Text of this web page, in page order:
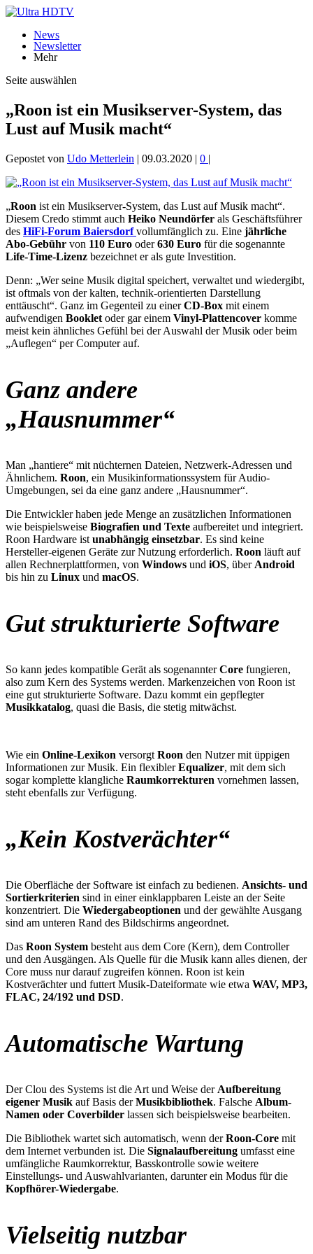
News
Newsletter
Mehr
Seite auswählen
„Roon ist ein Musikserver-System, das
Lust auf Musik macht“
Gepostet von Udo Metterlein | 09.03.2020 | 0 |
„Roon ist ein Musikserver-System, das Lust auf Musik macht“.
Diesem Credo stimmt auch Heiko Neundörfer als Geschäftsführer
des HiFi-Forum Baiersdorfvollumfänglich zu. Eine jährliche
Abo-Gebühr von 110 Euro oder630 Euro für die sogenannte
Life-Time-Lizenz bezeichnet er als gute Investition.
Denn: „Wer seine Musik digital speichert, verwaltet und wiedergibt,
ist oftmals von der kalten, technik-orientierten Darstellung
enttäuscht“. Ganz im Gegenteil zu einerCD-Box mit einem
aufwendigen Booklet oder gar einem Vinyl-Plattencover komme
meist kein ähnliches Gefühl bei der Auswahl der Musik oder beim
„Auflegen“ per Computer auf.
Ganz andere
„Hausnummer“
Man „hantiere“ mit nüchternen Dateien, Netzwerk-Adressen und
Ähnlichem. Roon, ein Musikinformationssystem für Audio-
Umgebungen, sei da eine ganz andere „Hausnummer“.
Die Entwickler haben jede Menge an zusätzlichen Informationen
wie beispielsweise Biografien und Texte aufbereitet und integriert.
Roon Hardware ist unabhängig einsetzbar. Es sind keine
Hersteller-eigenen Geräte zur Nutzung erforderlich. Roon läuft auf
allen Rechnerplattformen, von Windows und iOS, über Android
bis hin zu Linux und macOS.
Gut strukturierte Software
So kann jedes kompatible Gerät als sogenannterCore fungieren,
also zum Kern des Systems werden. Markenzeichen von Roon ist
eine gut strukturierte Software. Dazu kommt ein gepflegter
Musikkatalog, quasi die Basis, die stetig mitwächst.
Wie ein Online-Lexikon versorgt Roon den Nutzer mit üppigen
Informationen zur Musik. Ein flexiblerEqualizer, mit dem sich
sogar komplette klangliche Raumkorrekturen vornehmen lassen,
steht ebenfalls zur Verfügung.
„Kein Kostverächter“
Die Oberfläche der Software ist einfach zu bedienen. Ansichts- und
Sortierkriterien sind in einer einklappbaren Leiste an der Seite
konzentriert. Die Wiedergabeoptionen und der gewählte Ausgang
sind am unteren Rand des Bildschirms angeordnet.
Das Roon System besteht aus dem Core (Kern), dem Controller
und den Ausgängen. Als Quelle für die Musik kann alles dienen, der
Core muss nur darauf zugreifen können. Roon ist kein
Kostverächter und futtert Musik-Dateiformate wie etwa WAV, MP3,
FLAC, 24/192 und DSD.
Automatische Wartung
Der Clou des Systems ist die Art und Weise der Aufbereitung
eigener Musik auf Basis derMusikbibliothek. Falsche Album-
Namen oder Coverbilder lassen sich beispielsweise bearbeiten.
Die Bibliothek wartet sich automatisch, wenn derRoon-Core mit
dem Internet verbunden ist. Die Signalaufbereitung umfasst eine
umfängliche Raumkorrektur, Basskontrolle sowie weitere
Einstellungs- und Auswahlvarianten, darunter ein Modus für die
Kopfhörer-Wiedergabe.
Vielseitig nutzbar